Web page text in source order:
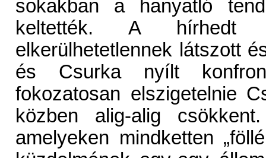
sokakban a hanyatló
keltették. A hírhedt
elkerülhetetlennek látszott
és Csurka nyílt
fokozatosan elszigetelnie
közben alig-alig
amelyeken mindketten